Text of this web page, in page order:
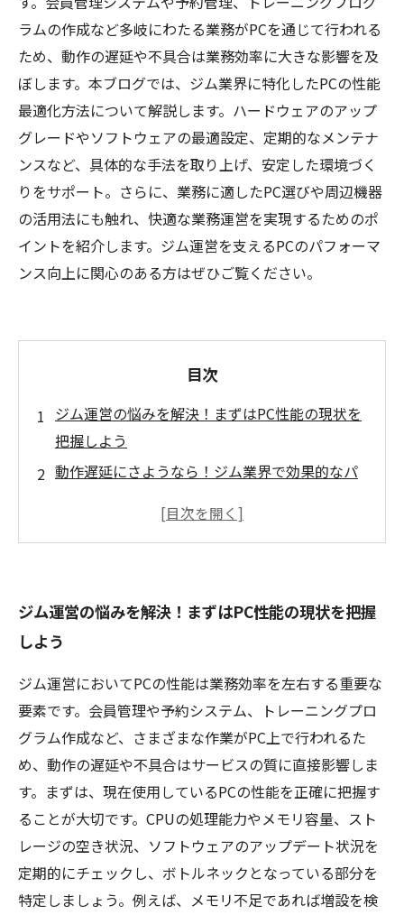
ラムの作成など多岐にわたる業務がPCを通じて行われる
ため、動作の遅延や不具合は業務効率に大きな影響を及
ぼします。本ブログでは、ジム業界に特化したPCの性能
最適化方法について解説します。ハードウェアのアップ
グレードやソフトウェアの最適設定、定期的なメンテナ
ンスなど、具体的な手法を取り上げ、安定した環境づく
りをサポート。さらに、業務に適したPC選びや周辺機器
の活用法にも触れ、快適な業務運営を実現するためのポ
イントを紹介します。ジム運営を支えるPCのパフォーマ
ンス向上に関心のある方はぜひご覧ください。
目次
ジム運営の悩みを解決！まずはPC性能の現状を
把握しよう
動作遅延にさようなら！ジム業界で効果的なパ
ハードウェアアップグレードで劇的変化！ジム
実現する秘訣
周辺機器選びも重要！ジム業務にベストなPC環
境の完成へ
ジム業界専門！最適なPC選びで業務効率化を加
速させるポイント
PC性能最適化で快適ジム運営を実現！今すぐ始
めるべきステップまとめ
ジム運営の悩みを解決！まずはPC性能の現状を把握
しよう
ジム運営においてPCの性能は業務効率を左右する重要な
要素です。会員管理や予約システム、トレーニングプロ
グラム作成など、さまざまな作業がPC上で行われるた
め、動作の遅延や不具合はサービスの質に直接影響しま
す。まずは、現在使用しているPCの性能を正確に把握す
ることが大切です。CPUの処理能力やメモリ容量、スト
レージの空き状況、ソフトウェアのアップデート状況を
定期的にチェックし、ボトルネックとなっている部分を
特定しましょう。例えば、メモリ不足であれば増設を検